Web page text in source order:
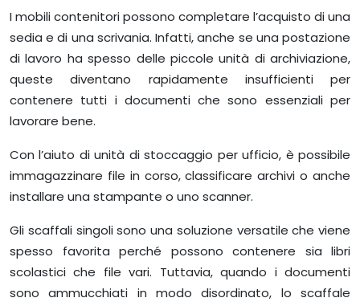
I mobili contenitori possono completare l’acquisto di una
sedia e di una scrivania. Infatti, anche se una postazione
di lavoro ha spesso delle piccole unità di archiviazione,
queste diventano rapidamente insufficienti per
contenere tutti i documenti che sono essenziali per
lavorare bene.
Con l’aiuto di unità di stoccaggio per ufficio, è possibile
immagazzinare file in corso, classificare archivi o anche
installare una stampante o uno scanner.
Gli scaffali singoli sono una soluzione versatile che viene
spesso favorita perché possono contenere sia libri
scolastici che file vari. Tuttavia, quando i documenti
sono ammucchiati in modo disordinato, lo scaffale